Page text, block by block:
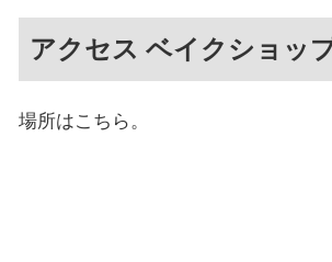
アクセス ベイクショッ
場所はこちら。